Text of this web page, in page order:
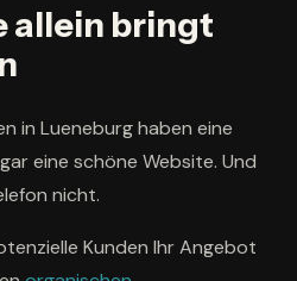
allein bringt
in Lueneburg haben eine
eine schöne Website. Und
nicht.
Kunden Ihr Angebot